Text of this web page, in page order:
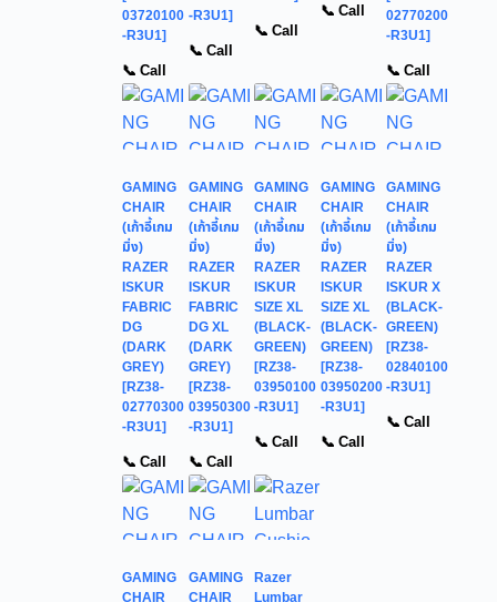
03720100
-R3U1]
📞 Call
-R3U1]
📞 Call
📞 Call
📞 Call
02770200
-R3U1]
📞 Call
GAMING
CHAIR
(เก้าอี้เกม
มิ่ง)
RAZER
ISKUR
FABRIC
DG
(DARK
GREY)
[RZ38-
02770300
-R3U1]
📞 Call
GAMING
CHAIR
(เก้าอี้เกม
มิ่ง)
RAZER
ISKUR
FABRIC
DG XL
(DARK
GREY)
[RZ38-
03950300
-R3U1]
📞 Call
GAMING
CHAIR
(เก้าอี้เกม
มิ่ง)
RAZER
ISKUR
SIZE XL
(BLACK-
GREEN)
[RZ38-
03950100
-R3U1]
📞 Call
GAMING
CHAIR
(เก้าอี้เกม
มิ่ง)
RAZER
ISKUR
SIZE XL
(BLACK-
GREEN)
[RZ38-
03950200
-R3U1]
📞 Call
GAMING
CHAIR
(เก้าอี้เกม
มิ่ง)
RAZER
ISKUR X
(BLACK-
GREEN)
[RZ38-
02840100
-R3U1]
📞 Call
GAMING
CHAIR
GAMING
CHAIR
Razer
Lumbar